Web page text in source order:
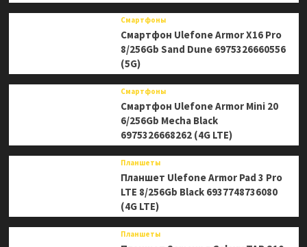
Смартфоны
Смартфон Ulefone Armor X16 Pro
8/256Gb Sand Dune 6975326660556
(5G)
Смартфоны
Смартфон Ulefone Armor Mini 20
6/256Gb Mecha Black
6975326668262 (4G LTE)
Планшеты
Планшет Ulefone Armor Pad 3 Pro
LTE 8/256Gb Black 6937748736080
(4G LTE)
Планшеты